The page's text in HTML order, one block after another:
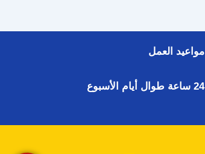
مواعيد العمل
24 ساعة طوال أيام الأسبوع